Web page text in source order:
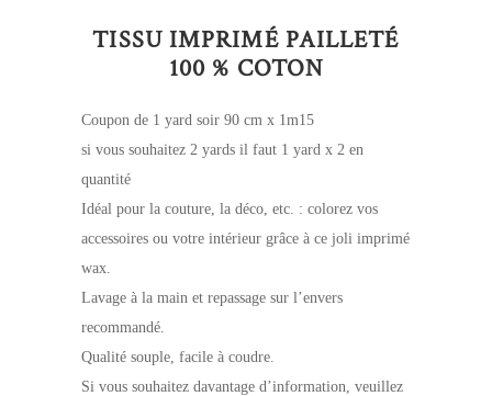
TISSU IMPRIMÉ PAILLETÉ
100 % COTON
Coupon de 1 yard soir 90 cm x 1m15
si vous souhaitez 2 yards il faut 1 yard x 2 en
quantité
Idéal pour la couture, la déco, etc. : colorez vos
accessoires ou votre intérieur grâce à ce joli imprimé
wax.
Lavage à la main et repassage sur l’envers
recommandé.
Qualité souple, facile à coudre.
Si vous souhaitez davantage d’information, veuillez